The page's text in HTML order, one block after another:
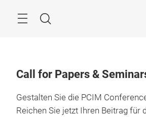
Suche
Call for Papers &
Gestalten Sie die PCIM
Reichen Sie jetzt Ihren Beitrag für